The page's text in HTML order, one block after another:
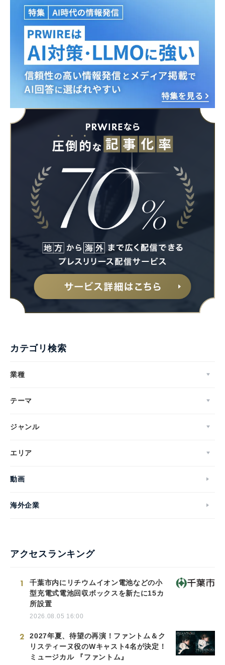
カテゴリ検索
業種
テーマ
ジャンル
エリア
動画
海外企業
アクセスランキング
1
千葉市内にリチウムイオン電池などの小
型充電式電池回収ボックスを新たに15カ
所設置
2026.08.05 16:00
2
2027年夏、待望の再演！ファントム＆ク
リスティーヌ役のWキャスト4名が決定！
ミュージカル 『ファントム』